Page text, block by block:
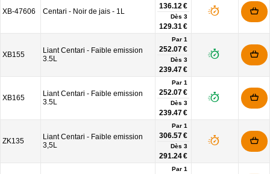
XB-47606 Centari - Noir de jais - 1L
136.12 €
Dès 3
129.31 €
XB155
Liant Centari - Faible emission
3.5L
Par 1
252.07 €
Dès 3
239.47 €
XB165
Liant Centari - Faible emission
3.5L
Par 1
252.07 €
Dès 3
239.47 €
ZK135
Liant Centari - Faible emission
3,5L
Par 1
306.57 €
Dès 3
291.24 €
Par 1